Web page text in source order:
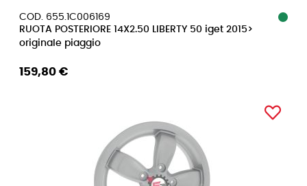
COD. 655.1C006169
RUOTA POSTERIORE 14X2.50 LIBERTY 50 iget 2015>
originale piaggio
159,80 €